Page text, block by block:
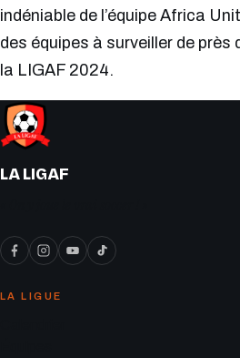
indéniable de l’équipe Africa
des équipes à surveiller de
la LIGAF 2024.
LA LIGAF
LA LIGUE